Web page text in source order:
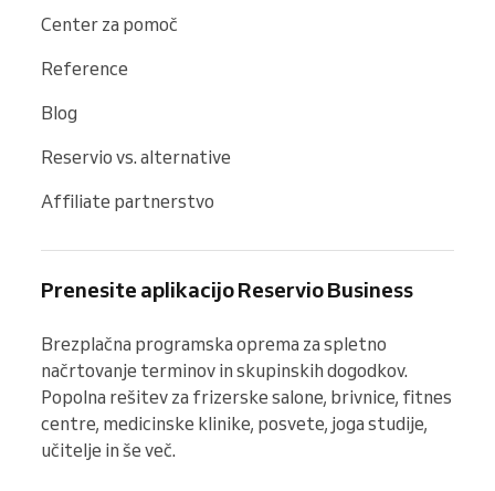
Center za pomoč
Reference
Blog
Reservio vs. alternative
Affiliate partnerstvo
Prenesite aplikacijo Reservio Business
Brezplačna programska oprema za spletno
načrtovanje terminov in skupinskih dogodkov.
Popolna rešitev za frizerske salone, brivnice, fitnes
centre, medicinske klinike, posvete, joga studije,
učitelje in še več.